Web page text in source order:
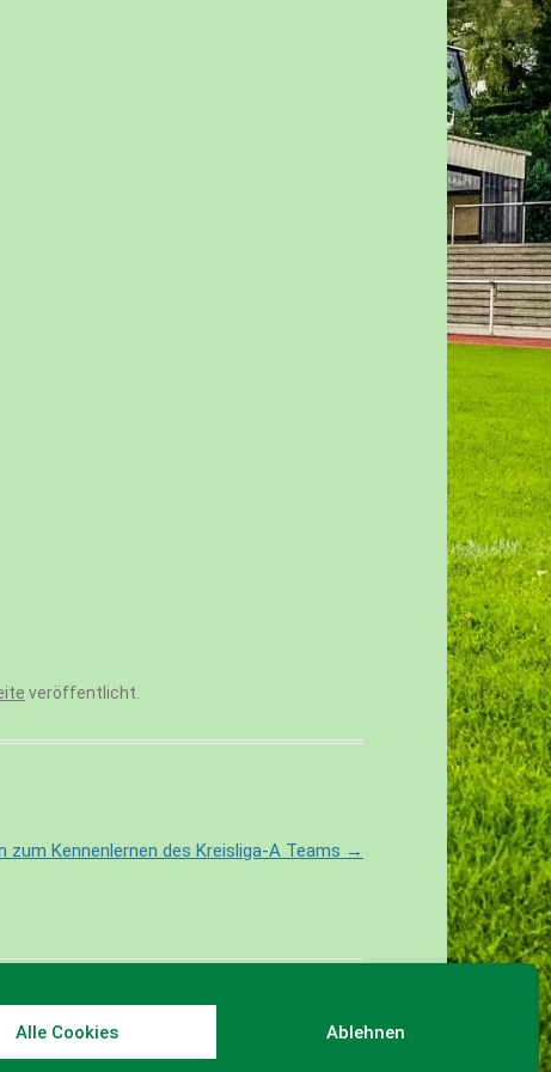
Alle Cookies Ablehnen
veröffentlicht.
zum Kennenlernen des Kreisliga-A Teams →